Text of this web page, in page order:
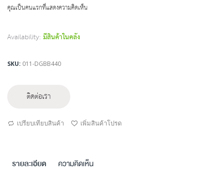
คุณเป็นคนแรกที่แสดงความคิดเห็น
Availability: มีสินค้าในคลัง
SKU 011-DGBB440
ติดต่อเรา
เปรียบเทียบสินค้า เพิ่มสินค้าโปรด
รายละเอียด ความคิดเห็น